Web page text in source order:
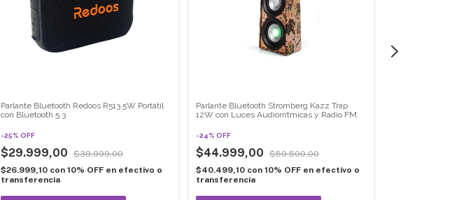
Parlante Bluetooth Redoos R513 5W Portátil
con Bluetooth 5.3
-25% OFF
$29.999,00
$39.999,00
$26.999,10 con 10% OFF en efectivo o
transferencia
Parlante Bluetooth Stromberg Kazz Trap
12W con Luces Audiorrítmicas y Radio FM
-24% OFF
$44.999,00
$59.500,00
$40.499,10 con 10% OFF en efectivo o
transferencia